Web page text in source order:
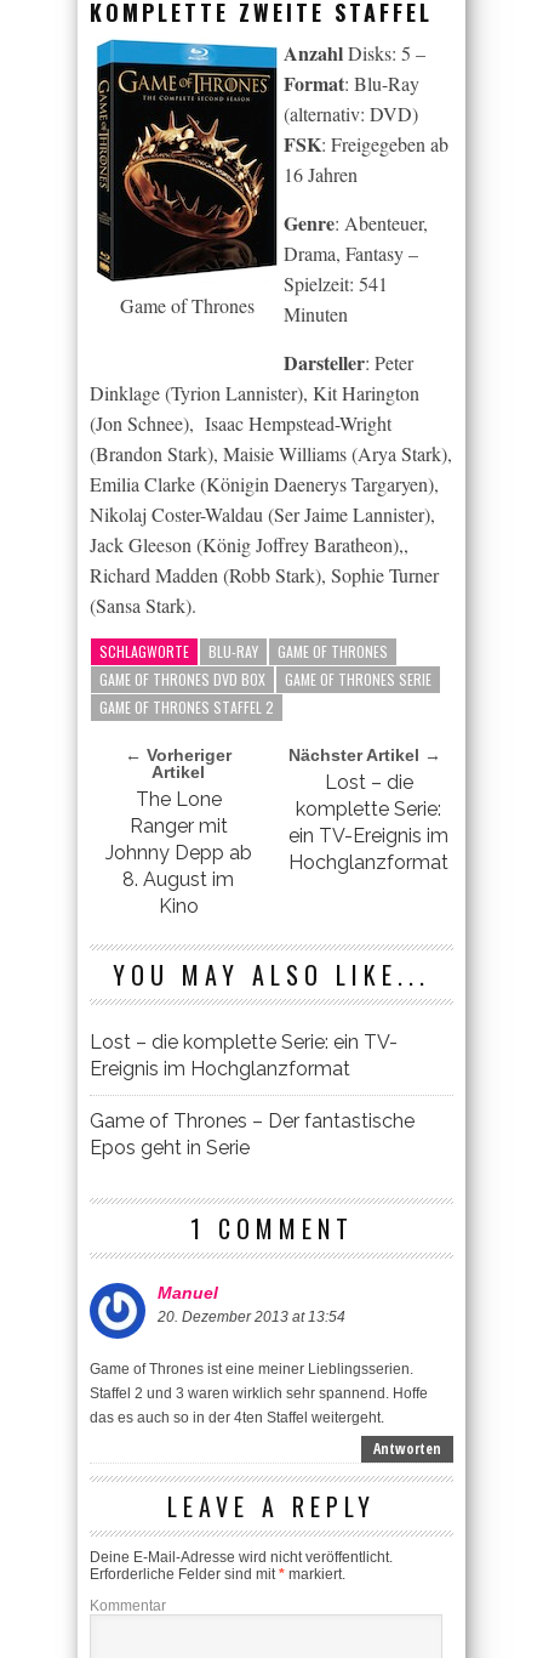
KOMPLETTE ZWEITE STAFFEL
Game of Thrones
AnzahlDisks: 5 –
Format: Blu-Ray
(alternativ: DVD)
FSK: Freigegeben ab
16 Jahren
Genre: Abenteuer,
Drama, Fantasy –
Spielzeit: 541
Minuten
Darsteller: Peter
Dinklage (Tyrion Lannister), Kit Harington
(Jon Schnee), Isaac Hempstead-Wright
(Brandon Stark), Maisie Williams (Arya Stark),
Emilia Clarke (Königin Daenerys Targaryen),
Nikolaj Coster-Waldau (Ser Jaime Lannister),
Jack Gleeson (König Joffrey Baratheon),,
Richard Madden (Robb Stark), Sophie Turner
(Sansa Stark).
SCHLAGWORTE BLU-RAY
GAME OF THRONES
GAME OF THRONES DVD BOX
GAME OF THRONES SERIE
GAME OF THRONES STAFFEL 2
← Vorheriger
Artikel
The Lone
Ranger mit
Johnny Depp ab
8. August im
Kino
Nächster Artikel →
Lost – die
komplette Serie:
ein TV-Ereignis im
Hochglanzformat
YOU MAY ALSO LIKE...
Lost – die komplette Serie: ein TV-
Ereignis im Hochglanzformat
Game of Thrones – Der fantastische
Epos geht in Serie
1 COMMENT
Manuel
20. Dezember 2013 at 13:54
Game of Thrones ist eine meiner Lieblingsserien.
Staffel 2 und 3 waren wirklich sehr spannend. Hoffe
das es auch so in der 4ten Staffel weitergeht.
Antworten
LEAVE A REPLY
Deine E-Mail-Adresse wird nicht veröffentlicht.
Erforderliche Felder sind mit* markiert.
Kommentar